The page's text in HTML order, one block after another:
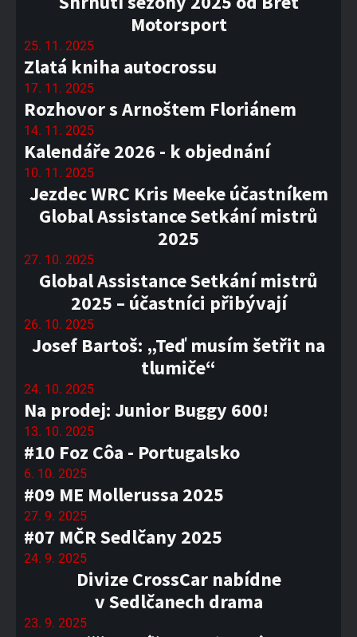
Motorsport
25. 11. 2025
Zlatá kniha autocrossu
17. 11. 2025
Rozhovor s Arnoštem Floriánem
14. 11. 2025
Kalendáře 2026 - k objednání
10. 11. 2025
Jezdec WRC Kris Meeke účastníkem
Global Assistance Setkání mistrů
2025
27. 10. 2025
Global Assistance Setkání mistrů
2025 – účastníci přibývají
26. 10. 2025
Josef Bartoš: „Teď musím šetřit na
tlumiče“
24. 10. 2025
Na prodej: Junior Buggy 600!
13. 10. 2025
#10 Foz Côa - Portugalsko
6. 10. 2025
#09 ME Mollerussa 2025
27. 9. 2025
#07 MČR Sedlčany 2025
24. 9. 2025
Divize CrossCar nabídne
v Sedlčanech drama
23. 9. 2025